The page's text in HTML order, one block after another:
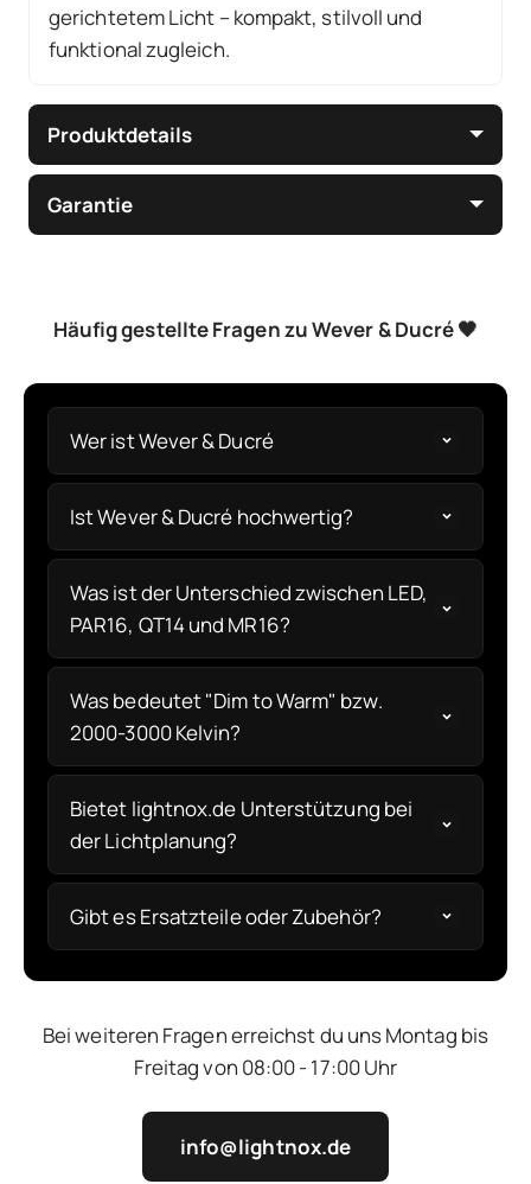
gerichtetem Licht – kompakt, stilvoll und
funktional zugleich.
Produktdetails
Garantie
Häufig gestellte Fragen zu Wever & Ducré 🖤
Wer ist Wever & Ducré
Ist Wever & Ducré hochwertig?
Was ist der Unterschied zwischen LED,
PAR16, QT14 und MR16?
Was bedeutet "Dim to Warm" bzw.
2000-3000 Kelvin?
Bietet lightnox.de Unterstützung bei
der Lichtplanung?
Gibt es Ersatzteile oder Zubehör?
Bei weiteren Fragen erreichst du uns Montag bis
Freitag von 08:00 - 17:00 Uhr
info@lightnox.de